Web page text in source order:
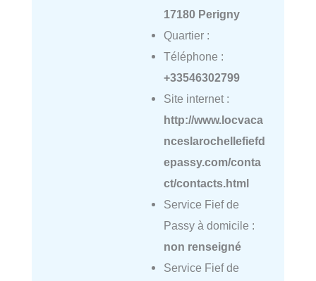
17180 Perigny
Quartier :
Téléphone :
+33546302799
Site internet :
http://www.locvaca
nceslarochellefiefd
epassy.com/conta
ct/contacts.html
Service Fief de
Passy à domicile :
non renseigné
Service Fief de